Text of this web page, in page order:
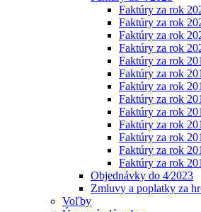
Faktúry za rok
Faktúry za rok
Faktúry za rok
Faktúry za rok
Faktúry za rok
Faktúry za rok
Faktúry za rok
Faktúry za rok
Faktúry za rok
Faktúry za rok
Faktúry za rok
Faktúry za rok
Faktúry za rok
Objednávky do 4⁄2023
Zmluvy a poplatky za
Voľby